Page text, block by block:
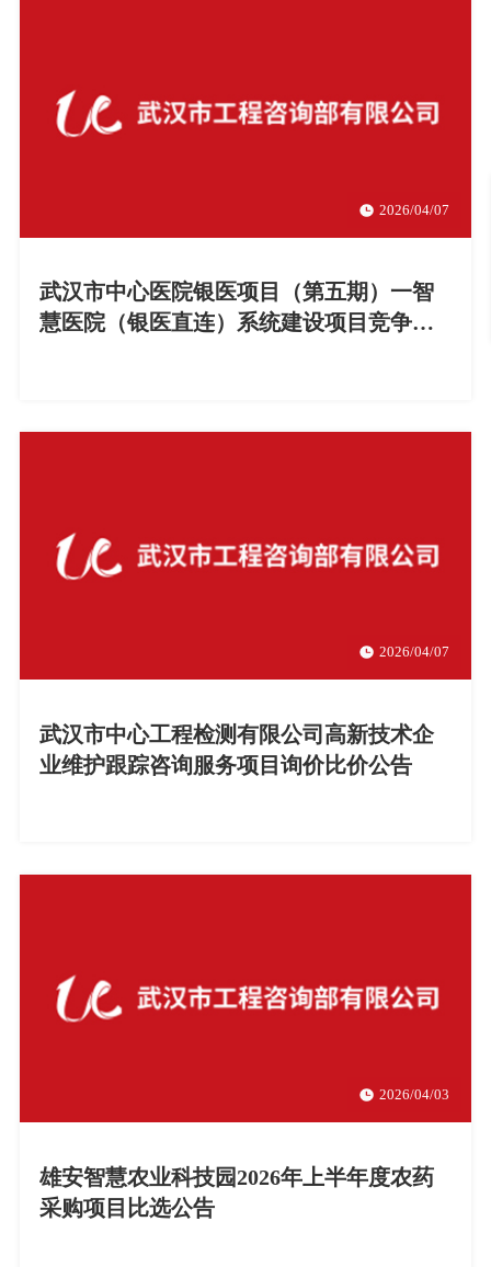
2026/04/07
武汉市中心医院银医项目（第五期）一智
慧医院（银医直连）系统建设项目竞争性
2026/04/07
武汉市中心工程检测有限公司高新技术企
业维护跟踪咨询服务项目询价比价公告
2026/04/03
雄安智慧农业科技园2026年上半年度农药
采购项目比选公告